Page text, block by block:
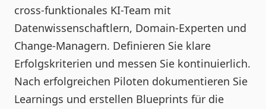
cross-funktionales KI-Team mit
Datenwissenschaftlern, Domain-Experten und
Change-Managern. Definieren Sie klare
Erfolgskriterien und messen Sie kontinuierlich.
Nach erfolgreichen Piloten dokumentieren Sie
Learnings und erstellen Blueprints für die